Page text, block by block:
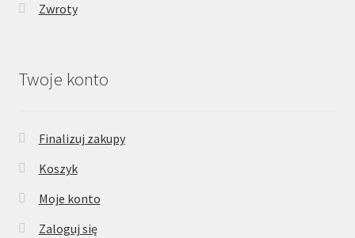
Zwroty
Twoje konto
Finalizuj zakupy
Koszyk
Moje konto
Zaloguj się